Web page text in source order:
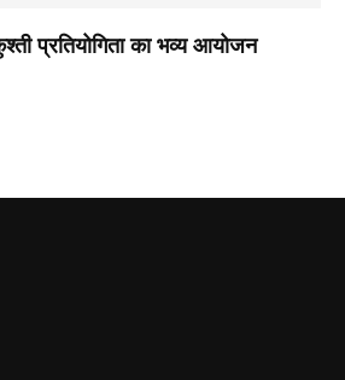
प्रतियोगिता का भव्य आयोजन